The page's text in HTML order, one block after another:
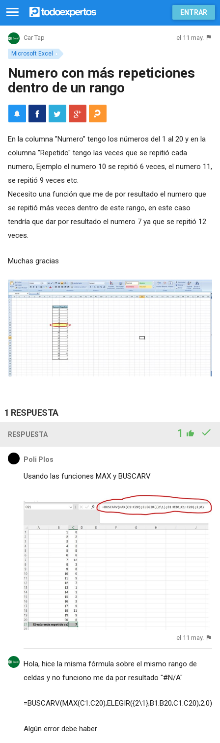
ENTRAR
Microsoft Excel
Car Tap el 11 may.
Numero con más repeticiones
dentro de un rango
En la columna "Numero" tengo los números del 1 al 20 y en la
columna "Repetido" tengo las veces que se repitió cada
numero, Ejemplo el numero 10 se repitió 6 veces, el numero 11,
se repitió 9 veces etc.
Necesito una función que me de por resultado el numero que
se repitió más veces dentro de este rango, en este caso
tendría que dar por resultado el numero 7 ya que se repitió 12
veces.
Muchas gracias
1 RESPUESTA
RESPUESTA 1
Poli Plos
Usando las funciones MAX y BUSCARV
el 11 may.
Hola, hice la misma fórmula sobre el mismo rango de
celdas y no funciono me da por resultado "#N/A"
=BUSCARV(MAX(C1:C20);ELEGIR({2\1};B1:B20;C1:C20);2;0)
Algún error debe haber